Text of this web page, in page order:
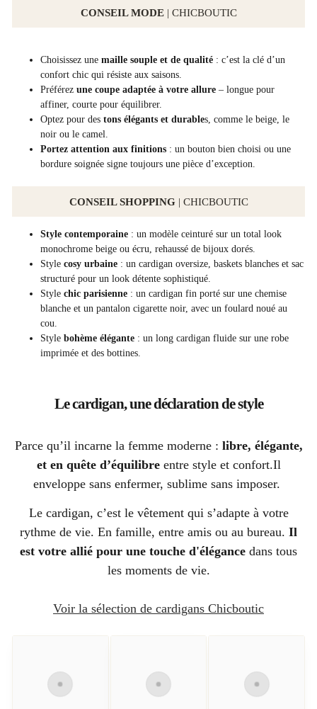
CONSEIL MODE| CHICBOUTIC
Choisissez une maille souple et de qualité : c’est la clé d’un
confort chic qui résiste aux saisons.
Préférez une coupe adaptée à votre allure – longue pour
affiner, courte pour équilibrer.
Optez pour des tons élégants et durables, comme le beige, le
noir ou le camel.
Portez attention aux finitions : un bouton bien choisi ou une
bordure soignée signe toujours une pièce d’exception.
CONSEIL SHOPPING| CHICBOUTIC
Style contemporaine : un modèle ceinturé sur un total look
monochrome beige ou écru, rehaussé de bijoux dorés.
Style cosy urbaine : un cardigan oversize, baskets blanches et sac
structuré pour un look détente sophistiqué.
Style chic parisienne : un cardigan fin porté sur une chemise
blanche et un pantalon cigarette noir, avec un foulard noué au
cou.
Style bohème élégante : un long cardigan fluide sur une robe
imprimée et des bottines.
Le cardigan, une déclaration de style
Parce qu’il incarne la femme moderne : libre, élégante,
et en quête d’équilibreentre style et confort.Il
enveloppe sans enfermer, sublime sans imposer.
Le cardigan, c’est le vêtement qui s’adapte à votre
rythme de vie. En famille, entre amis ou au bureau. Il
est votre allié pour une touche d'élégance dans tous
les moments de vie.
Voir la sélection de cardigans Chicboutic